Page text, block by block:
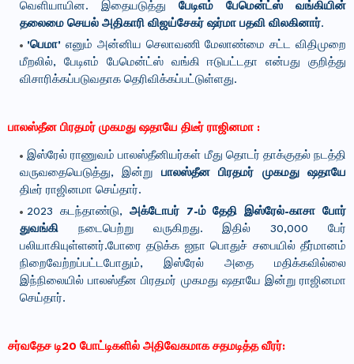
வெளியாயின. இதையடுத்து பேடிஎம் பேமென்ட்ஸ் வங்கியின்
தலைமை செயல் அதிகாரி விஜய்சேகர் ஷர்மா பதவி விலகினார்.
'பெமா' எனும் அன்னிய செலாவணி மேலாண்மை சட்ட விதிமுறை
மீறலில், பேடிஎம் பேமென்ட்ஸ் வங்கி ஈடுபட்டதா என்பது குறித்து
விசாரிக்கப்படுவதாக தெரிவிக்கப்பட்டுள்ளது.
பாலஸ்தீன பிரதமர் முகமது ஷதாயே திடீர் ராஜினமா :
இஸ்ரேல் ராணுவம் பாலஸ்தீனியர்கள் மீது தொடர் தாக்குதல் நடத்தி
வருவதையெடுத்து, இன்று பாலஸ்தீன பிரதமர் முகமது ஷதாயே
திடீர் ராஜினமா செய்தார்.
2023 கடந்தாண்டு, அக்டோபர் 7-ம் தேதி இஸ்ரேல்-காசா போர்
துவங்கி நடைபெற்று வருகிறது. இதில் 30,000 பேர்
பலியாகியுள்ளனர்.போரை தடுக்க ஐநா பொதுச் சபையில் தீர்மானம்
நிறைவேற்றப்பட்டபோதும், இஸ்ரேல் அதை மதிக்கவில்லை
இந்நிலையில் பாலஸ்தீன பிரதமர் முகமது ஷதாயே இன்று ராஜினமா
செய்தார்.
சர்வதேச டி20 போட்டிகளில் அதிவேகமாக சதமடித்த வீரர்: